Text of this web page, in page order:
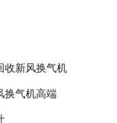
收新风换气机
换气机高端